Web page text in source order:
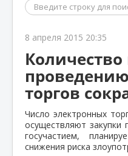
Поиск
8 апреля 2015 20:35
торгов
Число электронных
осуществляют закупки
госучастием,
снижения риска